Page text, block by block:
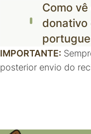
Como
donativo
IMPORTANTE:
posterior envio do